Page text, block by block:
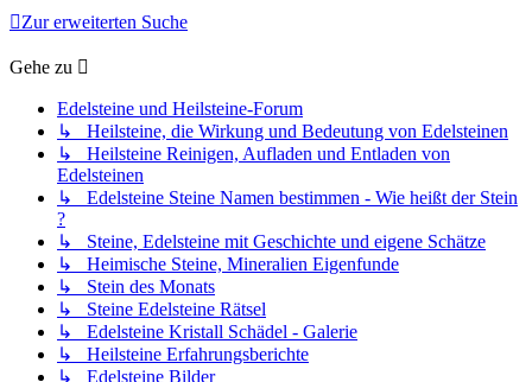
Zur erweiterten Suche
Gehe zu
Edelsteine und Heilsteine-Forum
↳ Heilsteine, die Wirkung und Bedeutung von Edelsteinen
↳ Heilsteine Reinigen, Aufladen und Entladen von
Edelsteinen
↳ Edelsteine Steine Namen bestimmen - Wie heißt der Stein
?
↳ Steine, Edelsteine mit Geschichte und eigene Schätze
↳ Heimische Steine, Mineralien Eigenfunde
↳ Stein des Monats
↳ Steine Edelsteine Rätsel
↳ Edelsteine Kristall Schädel - Galerie
↳ Heilsteine Erfahrungsberichte
↳ Edelsteine Bilder